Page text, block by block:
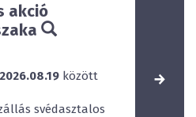
akció
2026.08.19 között
svédasztalos